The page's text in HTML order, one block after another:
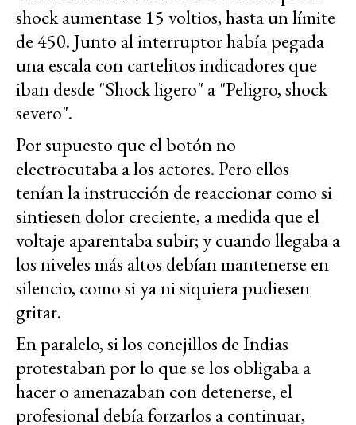
shock aumentase 15 voltios, hasta un límite
de 450. Junto al interruptor había pegada
una escala con cartelitos indicadores que
iban desde "Shock ligero" a "Peligro, shock
severo".
Por supuesto que el botón no
electrocutaba a los actores. Pero ellos
tenían la instrucción de reaccionar como si
sintiesen dolor creciente, a medida que el
voltaje aparentaba subir; y cuando llegaba a
los niveles más altos debían mantenerse en
silencio, como si ya ni siquiera pudiesen
gritar.
En paralelo, si los conejillos de Indias
protestaban por lo que se los obligaba a
hacer o amenazaban con detenerse, el
profesional debía forzarlos a continuar,